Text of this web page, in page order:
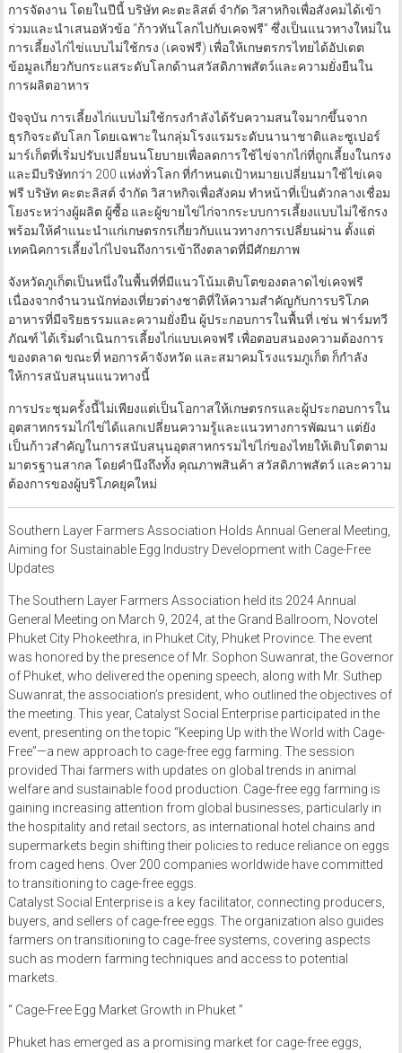
การจัดงาน โดยในปีนี้ บริษัท คะตะลิสต์ จำกัด วิสาหกิจเพื่อสังคมได้เข้า
ร่วมและนำเสนอหัวข้อ “ก้าวทันโลกไปกับเคจฟรี” ซึ่งเป็นแนวทางใหม่ใน
การเลี้ยงไก่ไข่แบบไม่ใช้กรง (เคจฟรี) เพื่อให้เกษตรกรไทยได้อัปเดต
ข้อมูลเกี่ยวกับกระแสระดับโลกด้านสวัสดิภาพสัตว์และความยั่งยืนใน
การผลิตอาหาร
ปัจจุบัน การเลี้ยงไก่แบบไม่ใช้กรงกำลังได้รับความสนใจมากขึ้นจาก
ธุรกิจระดับโลก โดยเฉพาะในกลุ่มโรงแรมระดับนานาชาติและซูเปอร์
มาร์เก็ตที่เริ่มปรับเปลี่ยนนโยบายเพื่อลดการใช้ไข่จากไก่ที่ถูกเลี้ยงในกรง
และมีบริษัทกว่า 200 แห่งทั่วโลก ที่กำหนดเป้าหมายเปลี่ยนมาใช้ไข่เคจ
ฟรี บริษัท คะตะลิสต์ จำกัด วิสาหกิจเพื่อสังคม ทำหน้าที่เป็นตัวกลางเชื่อม
โยงระหว่างผู้ผลิต ผู้ซื้อ และผู้ขายไข่ไก่จากระบบการเลี้ยงแบบไม่ใช้กรง
พร้อมให้คำแนะนำแก่เกษตรกรเกี่ยวกับแนวทางการเปลี่ยนผ่าน ตั้งแต่
เทคนิคการเลี้ยงไก่ไปจนถึงการเข้าถึงตลาดที่มีศักยภาพ
จังหวัดภูเก็ตเป็นหนึ่งในพื้นที่ที่มีแนวโน้มเติบโตของตลาดไข่เคจฟรี
เนื่องจากจำนวนนักท่องเที่ยวต่างชาติที่ให้ความสำคัญกับการบริโภค
อาหารที่มีจริยธรรมและความยั่งยืน ผู้ประกอบการในพื้นที่ เช่น ฟาร์มทวี
ภัณฑ์ ได้เริ่มดำเนินการเลี้ยงไก่แบบเคจฟรี เพื่อตอบสนองความต้องการ
ของตลาด ขณะที่ หอการค้าจังหวัด และสมาคมโรงแรมภูเก็ต ก็กำลัง
ให้การสนับสนุนแนวทางนี้
การประชุมครั้งนี้ไม่เพียงแต่เป็นโอกาสให้เกษตรกรและผู้ประกอบการใน
อุตสาหกรรมไก่ไข่ได้แลกเปลี่ยนความรู้และแนวทางการพัฒนา แต่ยัง
เป็นก้าวสำคัญในการสนับสนุนอุตสาหกรรมไข่ไก่ของไทยให้เติบโตตาม
มาตรฐานสากล โดยคำนึงถึงทั้ง คุณภาพสินค้า สวัสดิภาพสัตว์ และความ
ต้องการของผู้บริโภคยุคใหม่
Southern Layer Farmers Association Holds Annual General Meeting,
Aiming for Sustainable Egg Industry Development with Cage-Free
Updates
The Southern Layer Farmers Association held its 2024 Annual
General Meeting on March 9, 2024, at the Grand Ballroom, Novotel
Phuket City Phokeethra, in Phuket City, Phuket Province. The event
was honored by the presence of Mr. Sophon Suwanrat, the Governor
of Phuket, who delivered the opening speech, along with Mr. Suthep
Suwanrat, the association’s president, who outlined the objectives of
the meeting. This year, Catalyst Social Enterprise participated in the
event, presenting on the topic “Keeping Up with the World with Cage-
Free”—a new approach to cage-free egg farming. The session
provided Thai farmers with updates on global trends in animal
welfare and sustainable food production. Cage-free egg farming is
gaining increasing attention from global businesses, particularly in
the hospitality and retail sectors, as international hotel chains and
supermarkets begin shifting their policies to reduce reliance on eggs
from caged hens. Over 200 companies worldwide have committed
to transitioning to cage-free eggs.
Catalyst Social Enterprise is a key facilitator, connecting producers,
buyers, and sellers of cage-free eggs. The organization also guides
farmers on transitioning to cage-free systems, covering aspects
such as modern farming techniques and access to potential
markets.
“ Cage-Free Egg Market Growth in Phuket ”
Phuket has emerged as a promising market for cage-free eggs,